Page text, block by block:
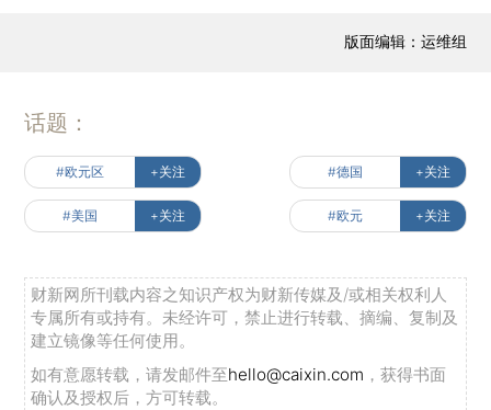
版面编辑：运维组
话题：
#欧元区 +关注 #德国 +关注
#美国 +关注 #欧元 +关注
财新网所刊载内容之知识产权为财新传媒及/或相关权利人
专属所有或持有。未经许可，禁止进行转载、摘编、复制及
建立镜像等任何使用。
如有意愿转载，请发邮件至hello@caixin.com ，获得书面
确认及授权后，方可转载。